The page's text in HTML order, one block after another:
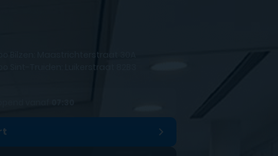
Bilzen: Maastrichterstraat 30A
Sint-Truiden: Luikerstraat 82B3